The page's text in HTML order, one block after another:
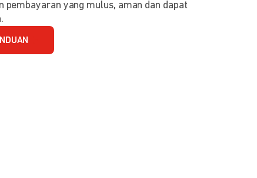
pembayaran yang mulus, aman dan dapat